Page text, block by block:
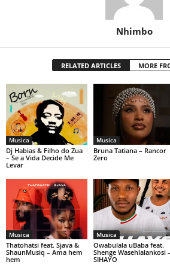
Nhimbo
RELATED ARTICLES MORE
Musica
Dj Habias & Filho do Zua
– Se a Vida Decide Me
Levar
Musica
Bruna Tatiana – Rancor
Zero
Musica
Thatohatsi feat. Sjava &
ShaunMusiq – Ama hem
hem
Musica
Owabulala uBaba feat.
Shenge Wasehlalankosi –
SIHAYO